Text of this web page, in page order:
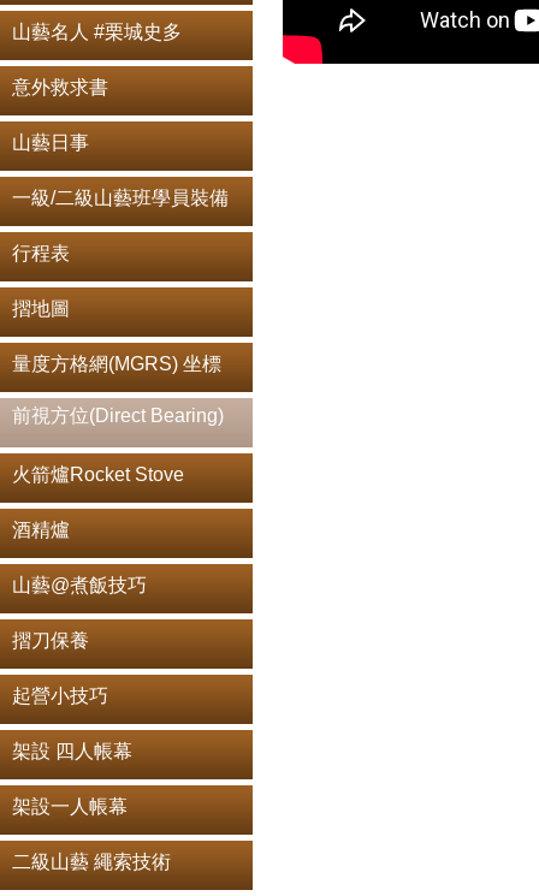
山藝名人 #栗城史多
意外救求書
山藝日事
一級/二級山藝班學員裝備
行程表
摺地圖
量度方格網(MGRS) 坐標
前視方位(Direct Bearing)
火箭爐Rocket Stove
酒精爐
山藝@煮飯技巧
摺刀保養
起營小技巧
架設 四人帳幕
架設一人帳幕
二級山藝 繩索技術